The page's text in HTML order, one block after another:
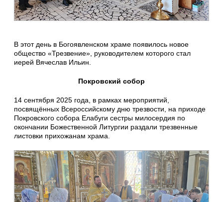
В этот день в Богоявленском храме появилось новое
общество «Трезвение», руководителем которого стал
иерей Вячеслав Ильин.
Покровский собор
14 сентября 2025 года, в рамках мероприятий,
посвящённых Всероссийскому дню трезвости, на приходе
Покровского собора Елабуги сестры милосердия по
окончании Божественной Литургии раздали трезвенные
листовки прихожанам храма.